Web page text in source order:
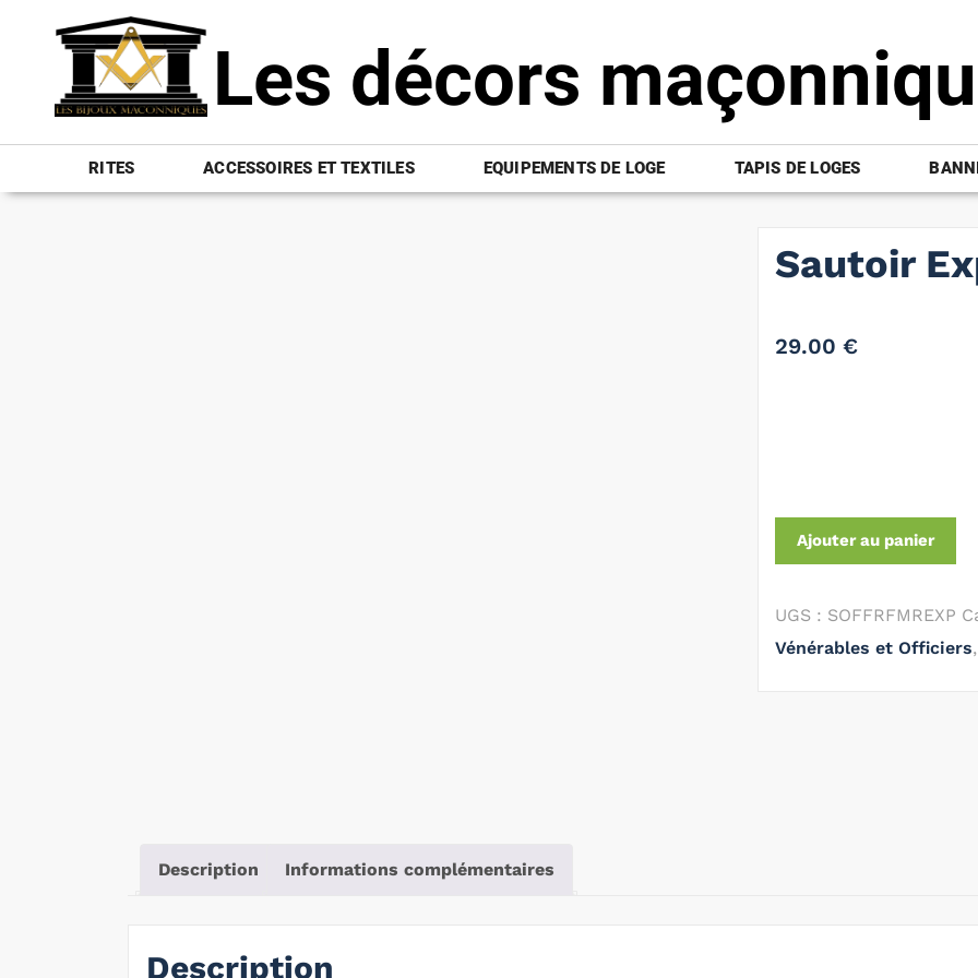
Les décors
RITES ACCESSOIRES ET TEXTILES EQUIPEMENTS DE LOGE TAPIS DE LOGES
Sautoir
29.00 €
Ajouter au panier
UGS : SOFFRFMREXP
Vénérables et Officiers
Description Informations complémentaires
Description